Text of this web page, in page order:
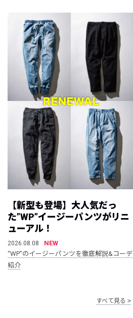
【新型も登場】大人気だっ
た”WP”イージーパンツがリニ
ューアル！
2026.08.08
NEW
“WP”のイージーパンツを徹底解説&コーデ
紹介
すべて見る